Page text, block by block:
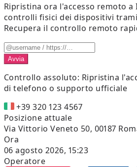
Ripristina ora l'accesso remoto
controlli fisici dei dispositivi
Recupera il controllo remoto
Avvia
Controllo assoluto: Ripristina
di telefono o supporto ufficiale
+39 320 123 4567
Posizione attuale
Via Vittorio Veneto 50, 00187
Ora
06 agosto 2026, 15:23
Operatore